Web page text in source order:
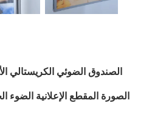
الصندوق الضوئي الكريستالي
الصورة المقطع الإعلانية الضوء